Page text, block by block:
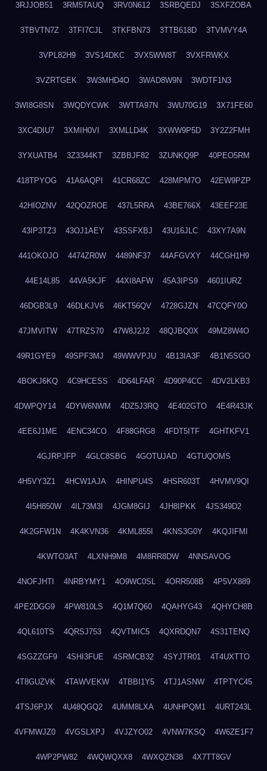
3RJJOB51 3RM5TAUQ 3RV0N612 3SRBQEDJ 3SXFZOBA
3TBVTN7Z 3TFI7CJL 3TKFBN73 3TTB618D 3TVMVY4A
3VPL82H9 3VS14DKC 3VX5WW8T 3VXFRWKX
3VZRTGEK 3W3MHD4O 3WAD8W9N 3WDTF1N3
3WI8G8SN 3WQDYCWK 3WTTA97N 3WU70G19 3X71FE60
3XC4DIU7 3XMIH0VI 3XMLLD4K 3XWW9P5D 3Y2Z2FMH
3YXUATB4 3Z3344KT 3ZBBJF82 3ZUNKQ9P 40PEO5RM
418TPYOG 41A6AQPI 41CR68ZC 428MPM7O 42EW9PZP
42HIOZNV 42QOZROE 437L5RRA 43BE766X 43EEF23E
43IP3TZ3 43OJ1AEY 43SSFXBJ 43U16JLC 43XY7A9N
441OKOJO 4474ZR0W 4489NF37 44AFGVXY 44CGH1H9
44E14L85 44VA5KJF 44XI8AFW 45A3IPS9 4601IURZ
46DGB3L9 46DLKJV6 46KT56QV 4728GJZN 47CQFY0O
47JMVITW 47TRZS70 47W8J2J2 48QJBQ0X 49MZ8W4O
49R1GYE9 49SPF3MJ 49WWVPJU 4B13IA3F 4B1N5SGO
4BOKJ6KQ 4C9HCESS 4D64LFAR 4D90P4CC 4DV2LKB3
4DWPQY14 4DYW6NWM 4DZ5J3RQ 4E402GTO 4E4R43JK
4EE6J1ME 4ENC34CO 4F88GRG8 4FDT5ITF 4GHTKFV1
4GJRPJFP 4GLC8SBG 4GOTUJAD 4GTUQOMS
4H5VY3Z1 4HCW1AJA 4HINPU4S 4HSR603T 4HVMV9QI
4I5H850W 4IL73M3I 4JGM8GIJ 4JH8IPKK 4JS349D2
4K2GFW1N 4K4KVN36 4KML855I 4KNS3G0Y 4KQJIFMI
4KWTO3AT 4LXNH9M8 4M8RR8DW 4NNSAVOG
4NOFJHTI 4NRBYMY1 4O9WC0SL 4ORR508B 4P5VX889
4PE2DGG9 4PW810LS 4Q1M7Q60 4QAHYG43 4QHYCH8B
4QL610TS 4QRSJ753 4QVTMIC5 4QXRDQN7 4S31TENQ
4SGZZGF9 4SHI3FUE 4SRMCB32 4SYJTR01 4T4UXTTO
4T8GUZVK 4TAWVEKW 4TBBI1Y5 4TJ1ASNW 4TPTYC45
4TSJ6PJX 4U48QGQ2 4UMM8LXA 4UNHPQM1 4URT243L
4VFMWJZ0 4VGSLXPJ 4VJZYO02 4VNW7KSQ 4W6ZE1F7
4WP2PW82 4WQWQXX8 4WXQZN38 4X7TT8GV